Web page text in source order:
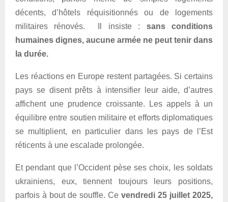
décents, d’hôtels réquisitionnés ou de logements
militaires rénovés. Il insiste : sans conditions
humaines dignes, aucune armée ne peut tenir dans
la durée.
Les réactions en Europe restent partagées. Si certains
pays se disent prêts à intensifier leur aide, d’autres
affichent une prudence croissante. Les appels à un
équilibre entre soutien militaire et efforts diplomatiques
se multiplient, en particulier dans les pays de l’Est
réticents à une escalade prolongée.
Et pendant que l’Occident pèse ses choix, les soldats
ukrainiens, eux, tiennent toujours leurs positions,
parfois à bout de souffle. Ce vendredi 25 juillet 2025,